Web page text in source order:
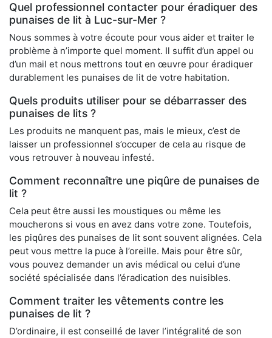
Quel professionnel contacter pour éradiquer des
punaises de lit à Luc-sur-Mer ?
Nous sommes à votre écoute pour vous aider et traiter le
problème à n’importe quel moment. Il suffit d’un appel ou
d’un mail et nous mettrons tout en œuvre pour éradiquer
durablement les punaises de lit de votre habitation.
Quels produits utiliser pour se débarrasser des
punaises de lits ?
Les produits ne manquent pas, mais le mieux, c’est de
laisser un professionnel s’occuper de cela au risque de
vous retrouver à nouveau infesté.
Comment reconnaître une piqûre de punaises de
lit ?
Cela peut être aussi les moustiques ou même les
moucherons si vous en avez dans votre zone. Toutefois,
les piqûres des punaises de lit sont souvent alignées. Cela
peut vous mettre la puce à l’oreille. Mais pour être sûr,
vous pouvez demander un avis médical ou celui d’une
société spécialisée dans l’éradication des nuisibles.
Comment traiter les vêtements contre les
punaises de lit ?
D’ordinaire, il est conseillé de laver l’intégralité de son